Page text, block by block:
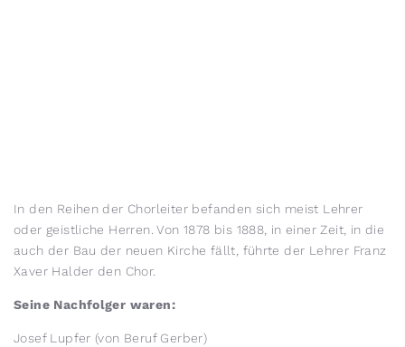
In den Reihen der Chorleiter befanden sich meist Lehrer
oder geistliche Herren. Von 1878 bis 1888, in einer Zeit, in die
auch der Bau der neuen Kirche fällt, führte der Lehrer Franz
Xaver Halder den Chor.
Seine Nachfolger waren:
Josef Lupfer (von Beruf Gerber)